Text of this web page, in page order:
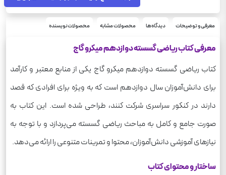
معرفی و توضیحات دیدگاه‌ها محصولات مشابه محصولات نویسنده
معرفی کتاب ریاضی گسسته دوازدهم میکرو گاج
کتاب ریاضی گسسته دوازدهم میکرو گاج یکی از منابع معتبر و کارآمد
برای دانش‌آموزان سال دوازدهم است که به ویژه برای افرادی که قصد
دارند در کنکور سراسری شرکت کنند، طراحی شده است. این کتاب به
صورت جامع و کامل به مباحث ریاضی گسسته می‌پردازد و با توجه به
نیازهای آموزشی دانش‌آموزان، محتوا و تمرینات متنوعی را ارائه می‌دهد.
ساختار و محتوای کتاب